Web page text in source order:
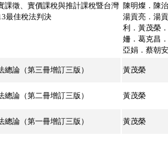
課徵、實價課稅與推計課稅暨台灣
最佳稅法判決
陳明燦．陳
湯貢亮．湯
利．黃茂榮
姍．葛克昌
亞娟．蔡朝安
總論（第三冊增訂三版） 黃茂榮
總論（第二冊增訂三版） 黃茂榮
總論（第一冊增訂三版） 黃茂榮